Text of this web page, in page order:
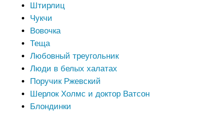
Штирлиц
Чукчи
Вовочка
Теща
Любовный треугольник
Люди в белых халатах
Поручик Ржевский
Шерлок Холмс и доктор Ватсон
Блондинки